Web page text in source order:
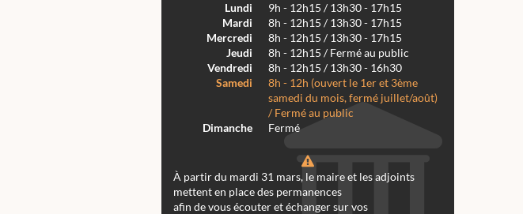
Lundi
9h - 12h15 / 13h30 - 17h15
Mardi
8h - 12h15 / 13h30 - 17h15
Mercredi
8h - 12h15 / 13h30 - 17h15
Jeudi
8h - 12h15 / Fermé au public
Vendredi
8h - 12h15 / 13h30 - 16h30
Samedi
8h - 12h (ouvert le 1er et 3ème
samedi du mois, fermé juillet/août)
/ Fermé au public
Dimanche
Fermé
À partir du mardi 31 mars, le maire et les adjoints
mettent en place des permanences
afin de vous écouter et échanger sur vos